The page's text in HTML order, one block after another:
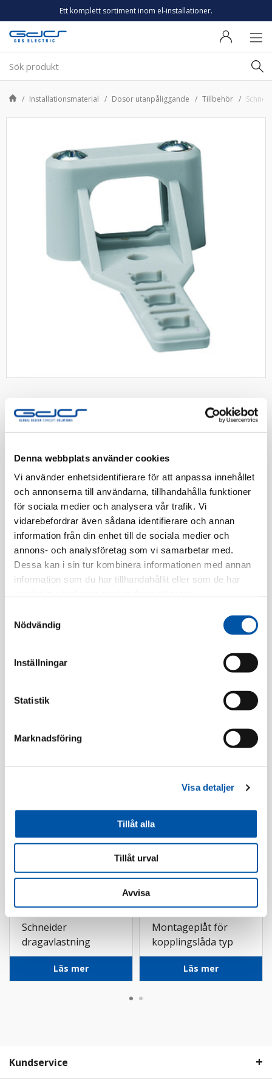
Denna webbplats använder cookies
Vi använder enhetsidentifierare för att anpassa innehållet
och annonserna till användarna, tillhandahålla funktioner
för sociala medier och analysera vår trafik. Vi
vidarebefordrar även sådana identifierare och annan
information från din enhet till de sociala medier och
annons- och analysföretag som vi samarbetar med.
Dessa kan i sin tur kombinera informationen med annan
information som du har tillhandahållit eller som de har
Nödvändig
Inställningar
Statistik
Marknadsföring
Visa detaljer
Tillåt alla
Tillåt urval
Avvisa
Ett komplett sortiment inom el-installationer.
Installationsmaterial Dosor utanpåliggande Tillbehör
SCHNEIDER
Schneider dragavlastning TED-
DAV14
Dragavlastning upp till Ø14 för TED kopplingsdosor
IP20-IP65. Grå
Artnr:
1438092
EAN-kod:
3606485135823
Tillv. Artnr:
IMT36080
Finns i lager
Beskrivning
Specifikation
Schneider
dragavlastning
Läs mer
Montageplåt för
kopplingslåda typ
009
Läs mer
Kundservice